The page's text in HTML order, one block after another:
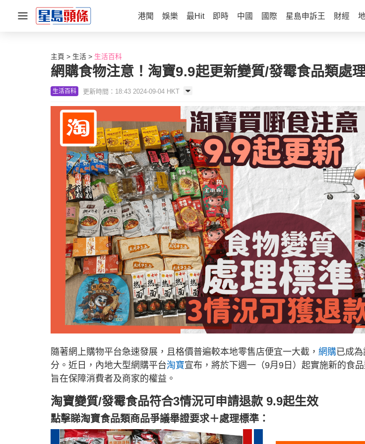
港聞 娛樂 最Hit 即時 中國 國際 星島申訴王 財經
主頁 生活 生活百科
網購食物注意！淘寶9.9起更新變質/發霉食品類處
生活百科 更新時間：18:43 2024-09-04 HKT
隨著網上購物平台急速發展，且格價普遍較本地零售店便宜一大截， 網購已成
分。近日，內地大型網購平台淘寶宣布，將於下週一（9月9日）起實施新的食
旨在保障消費者及商家的權益。
淘寶變質/發霉食品符合3情況可申請退款 9.9起生效
點擊睇淘寶食品類商品爭議舉證要求＋處理標準：